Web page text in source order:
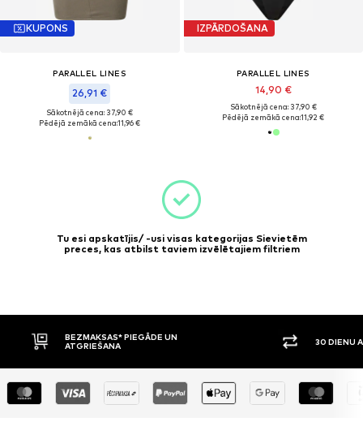
KUPONS
PARALLEL LINES
26,91 €
Sākotnējā cena: 37,90 €
Pēdējā zemākā cena:11,96 €
IZPĀRDOŠANA
PARALLEL LINES
14,90 €
Sākotnējā cena: 37,90 €
Pēdējā zemākā cena:11,92 €
Tu esi apskatījis/ -usi visas kategorijas Sievietēm
preces, kas atbilst taviem izvēlētajiem filtriem
BEZMAKSAS* PIEGĀDE UN
ATGRIEŠANA
30 DIENU